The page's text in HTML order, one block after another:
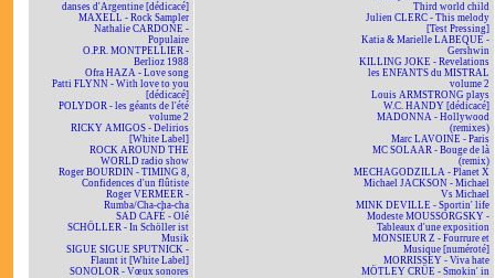
danses d'Argentine [dédicacé]
MAXELL - Rock Sampler
Nathalie CARDONE -
Populaire
O.P.R. MONTPELLIER -
Berlioz 1988
Ofra HAZA - Love song
Patti FLYNN - With love to you
[dédicacé]
POLYDOR - les géants de l'été
volume 2
RICKY AMIGOS - Delirios
[White Label]
ROCK AROUND THE
WORLD radio show
Roger BOURDIN - TIMING 8,
Confidences d'un flûtiste
Roger VERMEER -
Rumba/Cha-cha-cha
SAD CAFÉ - Olé
SCHÖLLER - In Schöller ist
Musik
SIGUE SIGUE SPUTNICK -
Flaunt it [White Label]
SONOLOR - Vœux sonores
Third world child
Julien CLERC - This melody
[Test Pressing]
Katia & Marielle LABEQUE -
Gershwin
KILLING JOKE - Revelations
les ENFANTS du MISTRAL
volume 2
Louis ARMSTRONG plays
W.C. HANDY [dédicacé]
MADONNA - Hollywood
(remixes)
Marc LAVOINE - Paris
MC SOLAAR - Bouge de là
(remix)
MECHAGODZILLA - Planet X
Michael JACKSON - Michael
Vs Michael
MINK DEVILLE - Sportin' life
Modeste MOUSSORGSKY -
Tableaux d'une exposition
MONSIEUR Z - Fourrure et
Musique [numéroté]
MORRISSEY - Viva hate
MÖTLEY CRÜE - Smokin' in